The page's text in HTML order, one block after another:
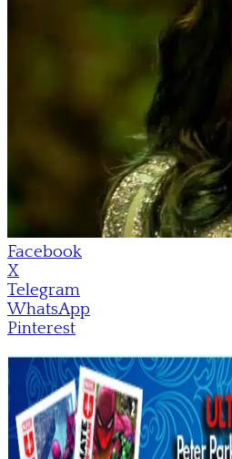
Facebook
X
Telegram
WhatsApp
Pinterest